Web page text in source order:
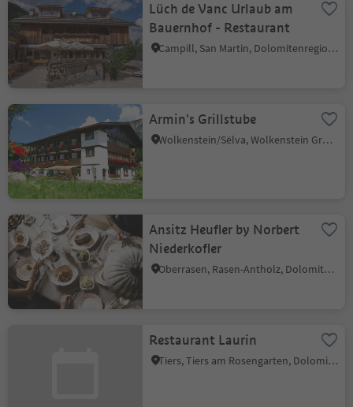
Lüch de Vanc Urlaub am
Bauernhof - Restaurant
Campill, San Martin, Dolomitenregion Kronplatz
Armin's Grillstube
Wolkenstein/Sëlva, Wolkenstein Gröden, Dolomitenregion Gröden
Ansitz Heufler by Norbert
Niederkofler
Oberrasen, Rasen-Antholz, Dolomitenregion Kronplatz
Restaurant Laurin
Tiers, Tiers am Rosengarten, Dolomitenregion Seiser Alm